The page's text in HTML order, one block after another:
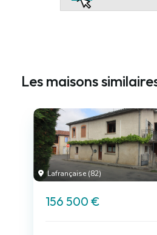
Les maisons
Lafrançaise (82)
156 500 €